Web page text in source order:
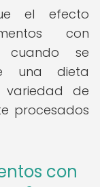
el efecto
con
cuando se
una dieta
variedad de
procesados
con